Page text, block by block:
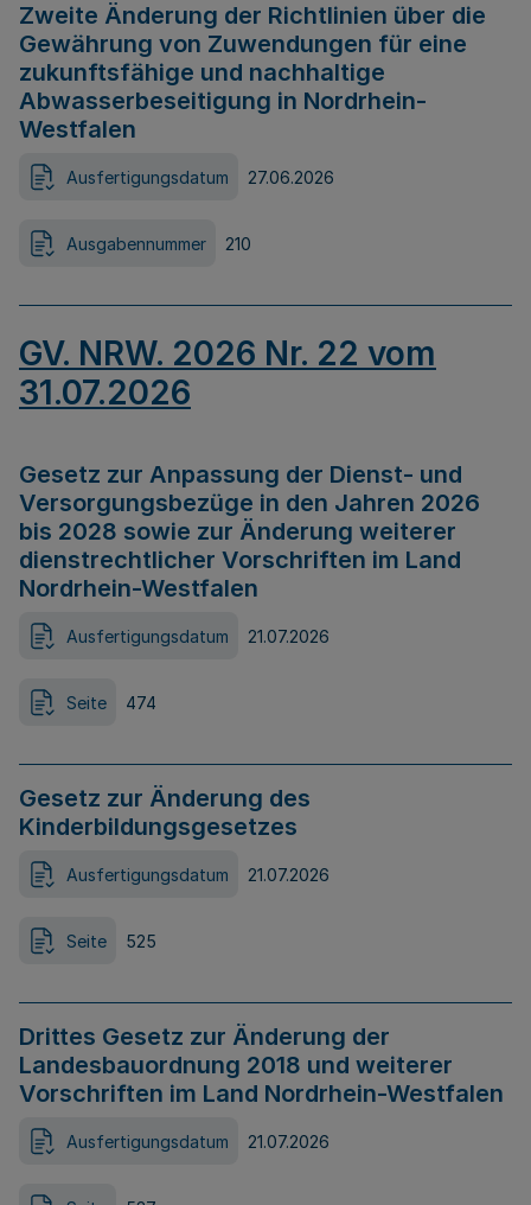
Zweite Änderung der Richtlinien über die
Gewährung von Zuwendungen für eine
zukunftsfähige und nachhaltige
Abwasserbeseitigung in Nordrhein-
Westfalen
Ausfertigungsdatum 27.06.2026
Ausgabennummer 210
GV. NRW. 2026 Nr. 22 vom
31.07.2026
Gesetz zur Anpassung der Dienst- und
Versorgungsbezüge in den Jahren 2026
bis 2028 sowie zur Änderung weiterer
dienstrechtlicher Vorschriften im Land
Nordrhein-Westfalen
Ausfertigungsdatum 21.07.2026
Seite 474
Gesetz zur Änderung des
Kinderbildungsgesetzes
Ausfertigungsdatum 21.07.2026
Seite 525
Drittes Gesetz zur Änderung der
Landesbauordnung 2018 und weiterer
Vorschriften im Land Nordrhein-Westfalen
Ausfertigungsdatum 21.07.2026